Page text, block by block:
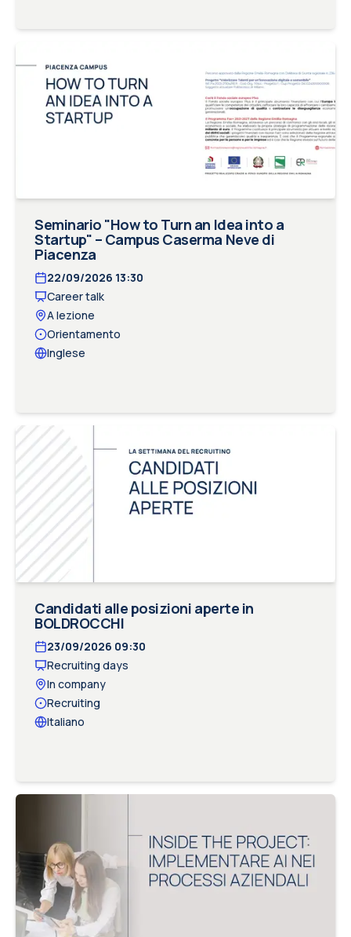
Seminario "How to Turn an Idea into a
Startup" – Campus Caserma Neve di
Piacenza
22/09/2026 13:30
Career talk
A lezione
Orientamento
Inglese
Candidati alle posizioni aperte in
BOLDROCCHI
23/09/2026 09:30
Recruiting days
In company
Recruiting
Italiano